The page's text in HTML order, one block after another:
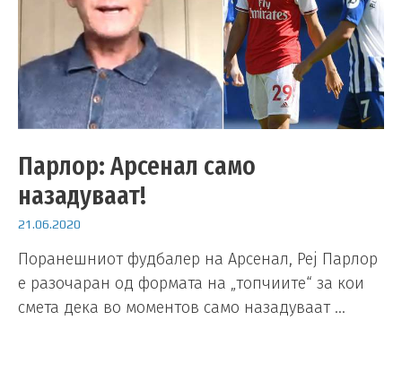
Парлор: Арсенал само
назадуваат!
21.06.2020
Поранешниот фудбалер на Арсенал, Реј Парлор
е разочаран од формата на „топчиите“ за кои
смета дека во моментов само назадуваат …